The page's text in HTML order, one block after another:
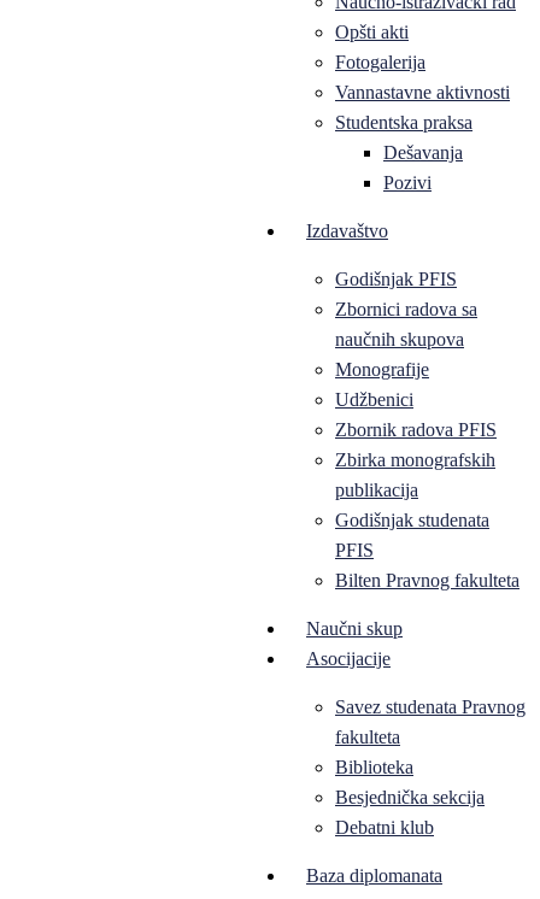
Opšti akti
Fotogalerija
Vannastavne aktivnosti
Studentska praksa
Dešavanja
Pozivi
Izdavaštvo
Godišnjak PFIS
Zbornici radova sa
naučnih skupova
Monografije
Udžbenici
Zbornik radova PFIS
Zbirka monografskih
publikacija
Godišnjak studenata
PFIS
Bilten Pravnog fakulteta
Naučni skup
Asocijacije
Savez studenata Pravnog
fakulteta
Biblioteka
Besjednička sekcija
Debatni klub
Baza diplomanata